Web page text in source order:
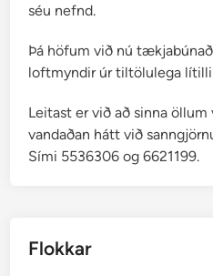
séu nefnd.
Þá höfum við nú
loftmyndir úr tiltölulega
Leitast er við að sinna
vandaðan hátt við
Sími 5536306 og 6621199.
Flokkar